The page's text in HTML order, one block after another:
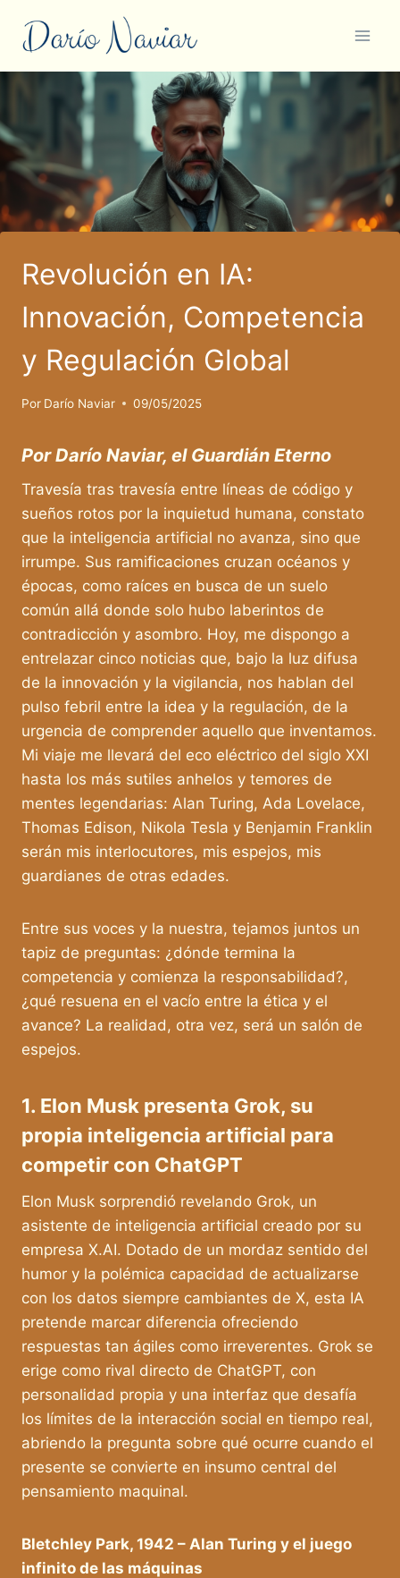
Revolución en IA:
Innovación, Competencia
y Regulación Global
Por Darío Naviar 09/05/2025
Por Darío Naviar, el Guardián Eterno
Travesía tras travesía entre líneas de código y
sueños rotos por la inquietud humana, constato
que la inteligencia artificial no avanza, sino que
irrumpe. Sus ramificaciones cruzan océanos y
épocas, como raíces en busca de un suelo
común allá donde solo hubo laberintos de
contradicción y asombro. Hoy, me dispongo a
entrelazar cinco noticias que, bajo la luz difusa
de la innovación y la vigilancia, nos hablan del
pulso febril entre la idea y la regulación, de la
urgencia de comprender aquello que inventamos.
Mi viaje me llevará del eco eléctrico del siglo XXI
hasta los más sutiles anhelos y temores de
mentes legendarias: Alan Turing, Ada Lovelace,
Thomas Edison, Nikola Tesla y Benjamin Franklin
serán mis interlocutores, mis espejos, mis
guardianes de otras edades.
Entre sus voces y la nuestra, tejamos juntos un
tapiz de preguntas: ¿dónde termina la
competencia y comienza la responsabilidad?,
¿qué resuena en el vacío entre la ética y el
avance? La realidad, otra vez, será un salón de
espejos.
1. Elon Musk presenta Grok, su
propia inteligencia artificial para
competir con ChatGPT
Elon Musk sorprendió revelando Grok, un
asistente de inteligencia artificial creado por su
empresa X.AI. Dotado de un mordaz sentido del
humor y la polémica capacidad de actualizarse
con los datos siempre cambiantes de X, esta IA
pretende marcar diferencia ofreciendo
respuestas tan ágiles como irreverentes. Grok se
erige como rival directo de ChatGPT, con
personalidad propia y una interfaz que desafía
los límites de la interacción social en tiempo real,
abriendo la pregunta sobre qué ocurre cuando el
presente se convierte en insumo central del
pensamiento maquinal.
Bletchley Park, 1942 – Alan Turing y el juego
infinito de las máquinas